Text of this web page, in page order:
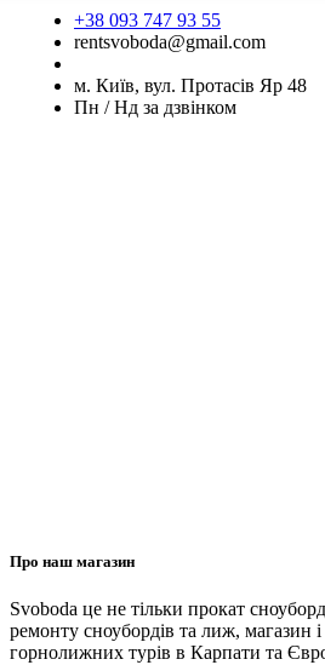
+38 093 747 93 55
rentsvoboda@gmail.com
м. Київ, вул. Протасів Яр 48
Пн / Нд за дзвінком
Про наш магазин
Svoboda це не тільки прокат
ремонту сноубордів та лиж, магазин і
горнолижних турів в Карпати та